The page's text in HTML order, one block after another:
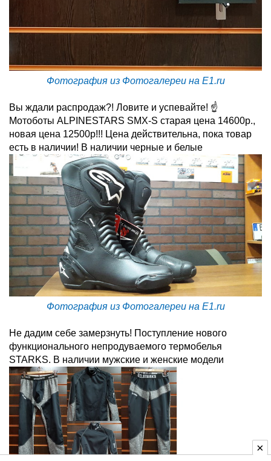
Фотография из Фотогалереи на E1.ru
Вы ждали распродаж?! Ловите и успевайте! ☝
Мотоботы ALPINESTARS SMX-S старая цена 14600р.,
новая цена 12500р!!! Цена действительна, пока товар
есть в наличии! В наличии черные и белые
Фотография из Фотогалереи на E1.ru
Не дадим себе замерзнуть! Поступление нового
функционального непродуваемого термобелья
STARKS. В наличии мужские и женские модели